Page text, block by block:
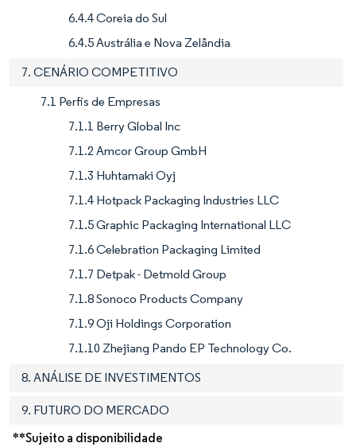
6.4.4 Coreia do Sul
6.4.5 Austrália e Nova Zelândia
7. CENÁRIO COMPETITIVO
7.1 Perfis de Empresas
7.1.1 Berry Global Inc
7.1.2 Amcor Group GmbH
7.1.3 Huhtamaki Oyj
7.1.4 Hotpack Packaging Industries LLC
7.1.5 Graphic Packaging International LLC
7.1.6 Celebration Packaging Limited
7.1.7 Detpak - Detmold Group
7.1.8 Sonoco Products Company
7.1.9 Oji Holdings Corporation
7.1.10 Zhejiang Pando EP Technology Co.
8. ANÁLISE DE INVESTIMENTOS
9. FUTURO DO MERCADO
**Sujeito a disponibilidade